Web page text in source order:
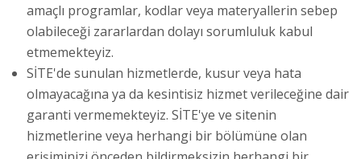
amaçlı programlar, kodlar veya materyallerin sebep
olabileceği zararlardan dolayı sorumluluk kabul
etmemekteyiz.
SİTE'de sunulan hizmetlerde, kusur veya hata
olmayacağına ya da kesintisiz hizmet verileceğine dair
garanti vermemekteyiz. SİTE'ye ve sitenin
hizmetlerine veya herhangi bir bölümüne olan